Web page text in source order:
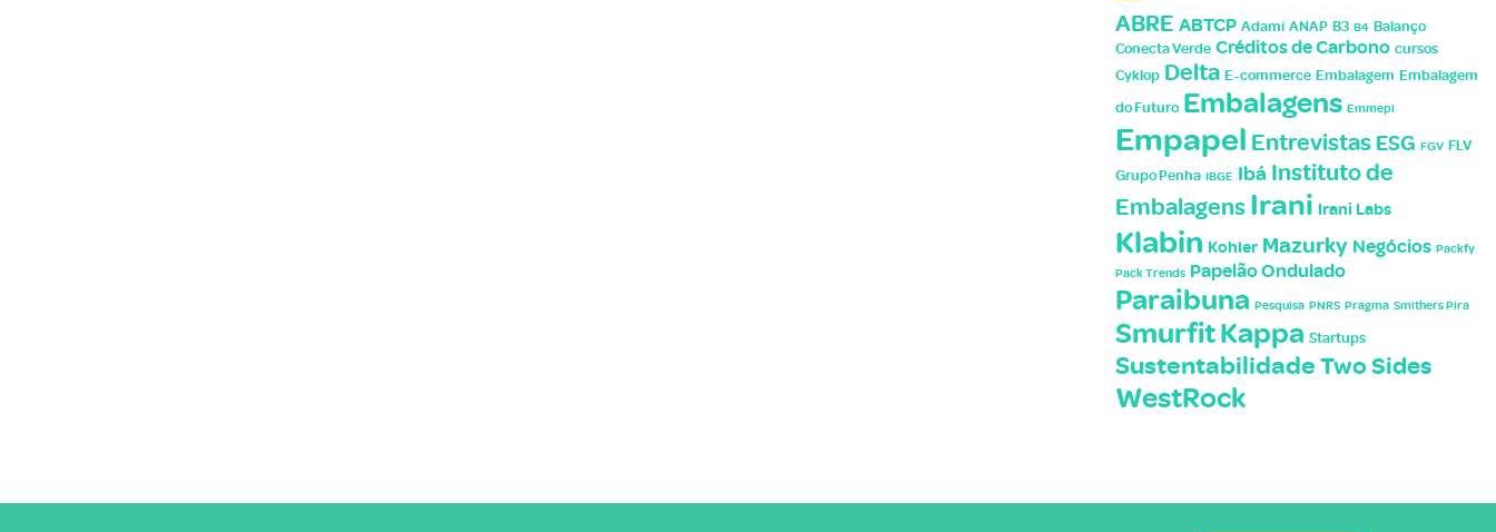
ABRE ABTCP Adami ANAP B3 B4 Balanço
Conecta Verde Créditos de Carbono cursos
Cyklop Delta E-commerce Embalagem Embalagem
do Futuro Embalagens Emmepi
Empapel Entrevistas ESG FGV FLV
Grupo Penha IBGE Ibá Instituto de
EmbalagensIrani Irani Labs
Klabin Kohler Mazurky Negócios Packfy
Pack Trends Papelão Ondulado
Paraibuna Pesquisa PNRS Pragma Smithers Pira
Smurfit Kappa Startups
SustentabilidadeTwo Sides
WestRock